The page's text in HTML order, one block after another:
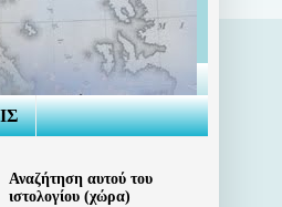
Αναζήτηση αυτού του
ιστολογίου (χώρα)